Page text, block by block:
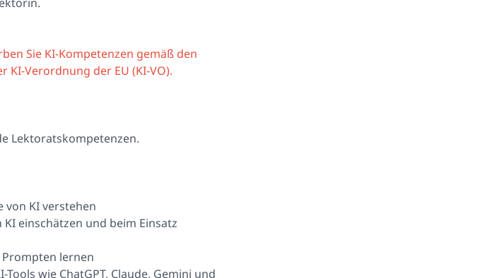
Sie KI-Kompetenzen gemäß den
Verordnung der EU (KI-VO).
Lektoratskompetenzen.
von KI verstehen
einschätzen und beim Einsatz
lernen
wie ChatGPT, Claude, Gemini und